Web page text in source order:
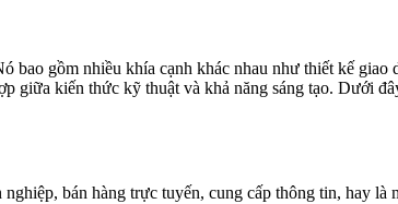
bao gồm nhiều khía cạnh khác nhau như thiết kế
giữa kiến thức kỹ thuật và khả năng sáng tạo. Dưới
bán hàng trực tuyến, cung cấp thông tin, hay là